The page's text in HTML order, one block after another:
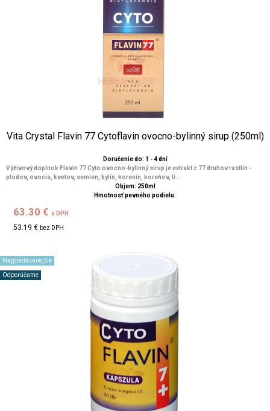
Vita Crystal Flavin 77 Cytoflavin ovocno-bylinný sirup (250ml)
Doručenie do: 1 - 4 dní
Výživový doplnok Flavin 77 Cyto ovocno-bylinný sirup je extrakt z 77 druhov rastlín -
plodov, ovocia, kvetov, semien, bylín, korenín, koreňov, li...
Objem: 250ml
Hmotnosť pevného podielu:
63.30 € s DPH
53.19 € bez DPH
Najpredávanejšie
Odporúčame